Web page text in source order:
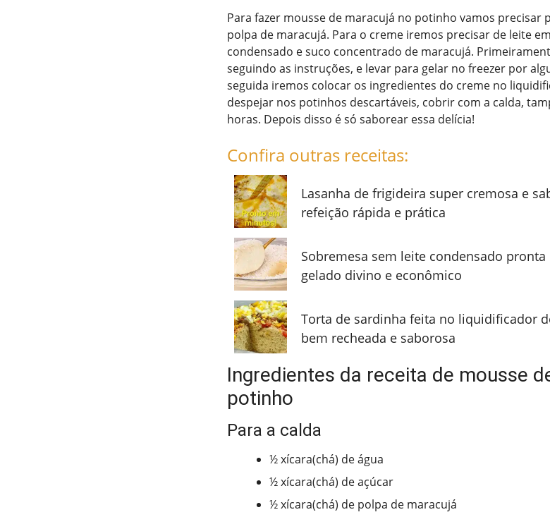
Para fazer mousse de maracujá no potinho vamos precisar
polpa de maracujá. Para o creme iremos precisar de leite
condensado e suco concentrado de maracujá.
seguindo as instruções, e levar para gelar no freezer por
seguida iremos colocar os ingredientes do creme no
despejar nos potinhos descartáveis, cobrir com a calda,
horas. Depois disso é só saborear essa delícia!
Confira outras receitas:
Lasanha de frigideira super cremosa e
refeição rápida e prática
Sobremesa sem leite condensado
gelado divino e econômico
Torta de sardinha feita no liquidificador
bem recheada e saborosa
Ingredientes da receita de mousse
potinho
Para a calda
½ xícara(chá) de água
½ xícara(chá) de açúcar
½ xícara(chá) de polpa de maracujá